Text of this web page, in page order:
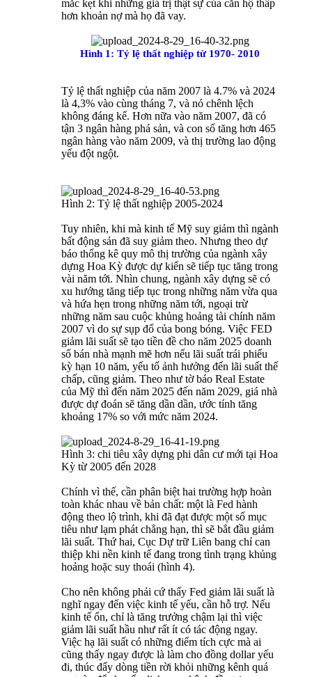
mắc kẹt khi những giá trị thật sự của căn hộ thấp
hơn khoản nợ mà họ đã vay.
Hình 1: Tỷ lệ thất nghiệp từ 1970- 2010
Tỷ lệ thất nghiệp của năm 2007 là 4.7% và 2024
là 4,3% vào cùng tháng 7, và nó chênh lệch
không đáng kể. Hơn nữa vào năm 2007, đã có
tận 3 ngân hàng phá sản, và con số tăng hơn 465
ngân hàng vào năm 2009, và thị trường lao động
yếu đột ngột.
Hình 2: Tỷ lệ thất nghiệp 2005-2024
Tuy nhiên, khi mà kinh tế Mỹ suy giảm thì ngành
bất động sản đã suy giảm theo. Nhưng theo dự
báo thống kê quy mô thị trường của ngành xây
dựng Hoa Kỳ được dự kiến sẽ tiếp tục tăng trong
vài năm tới. Nhìn chung, ngành xây dựng sẽ có
xu hướng tăng tiếp tục trong những năm vừa qua
và hứa hẹn trong những năm tới, ngoại trừ
những năm sau cuộc khủng hoảng tài chính năm
2007 vì do sự sụp đổ của bong bóng. Việc FED
giảm lãi suất sẽ tạo tiền đề cho năm 2025 doanh
số bán nhà mạnh mẽ hơn nếu lãi suất trái phiếu
kỳ hạn 10 năm, yếu tố ảnh hưởng đến lãi suất thế
chấp, cũng giảm. Theo như tờ báo Real Estate
của Mỹ thì đến năm 2025 đến năm 2029, giá nhà
được dự đoán sẽ tăng dần dần, ước tính tăng
khoảng 17% so với mức năm 2024.
Hình 3: chi tiêu xây dựng phi dân cư mới tại Hoa
Kỳ từ 2005 đến 2028
Chính vì thế, cần phân biệt hai trường hợp hoàn
toàn khác nhau về bản chất: một là Fed hành
động theo lộ trình, khi đã đạt được một số mục
tiêu như lạm phát chẳng hạn, thì sẽ bắt đầu giảm
lãi suất. Thứ hai, Cục Dự trữ Liên bang chỉ can
thiệp khi nền kinh tế đang trong tình trạng khủng
hoảng hoặc suy thoái (hình 4).
Cho nên không phải cứ thấy Fed giảm lãi suất là
nghĩ ngay đến việc kinh tế yếu, cần hỗ trợ. Nếu
kinh tế ổn, chỉ là tăng trưởng chậm lại thì việc
giảm lãi suất hầu như rất ít có tác động ngay.
Việc hạ lãi suất có những điểm tích cực mà ai
cũng thấy ngay được là làm cho đồng dollar yếu
đi, thúc đẩy dòng tiền rời khỏi những kênh quá